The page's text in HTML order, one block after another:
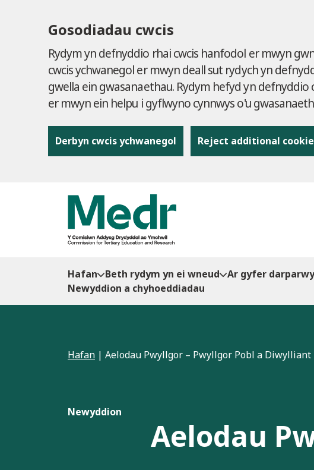
Gosodiadau cwcis
Rydym yn defnyddio rhai cwcis hanfodol er mwyn
cwcis ychwanegol er mwyn deall sut rydych yn
gwella ein gwasanaethau. Rydym hefyd yn
er mwyn ein helpu i gyflwyno cynnwys o'u
Derbyn cwcis ychwanegol Reject additional
Hafan Beth rydym yn ei wneud Ar gyfer
Newyddion a chyhoeddiadau
Hafan | Aelodau Pwyllgor – Pwyllgor Pobl a Diwylliant
Newyddion
Aelodau